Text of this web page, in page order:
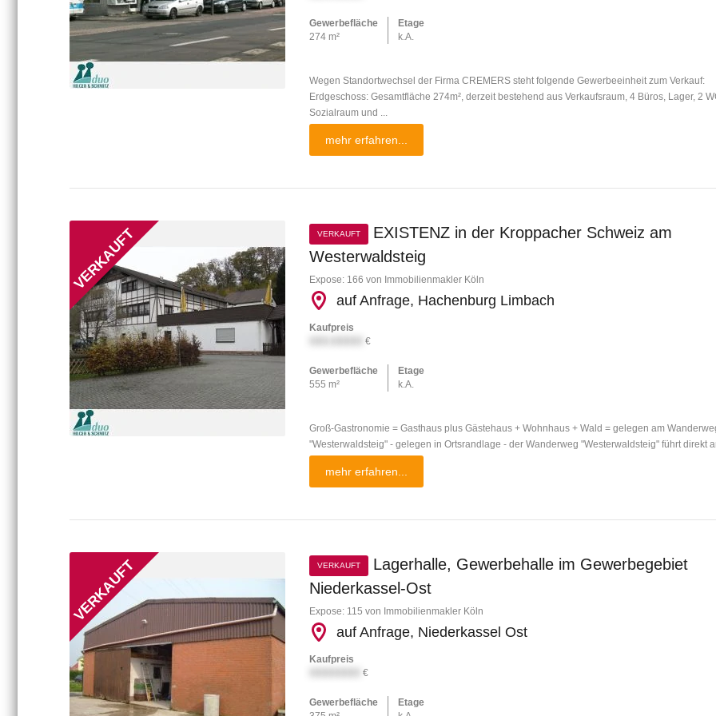
Gewerbefläche
274 m²
Etage
k.A.
Wegen Standortwechsel der Firma CREMERS steht folgende Gewerbeeinheit zum Verkauf:
Erdgeschoss: Gesamtfläche 274m², derzeit bestehend aus Verkaufsraum, 4 Büros, Lager, 2
Sozialraum und ...
mehr erfahren...
VERKAUFT
EXISTENZ in der Kroppacher Schweiz am
Westerwaldsteig
Expose: 166 von Immobilienmakler Köln
auf Anfrage, Hachenburg Limbach
Kaufpreis
€
Gewerbefläche
555 m²
Etage
k.A.
Groß-Gastronomie = Gasthaus plus Gästehaus + Wohnhaus + Wald = gelegen am
"Westerwaldsteig" - gelegen in Ortsrandlage - der Wanderweg "Westerwaldsteig" führt direkt
mehr erfahren...
VERKAUFT
Lagerhalle, Gewerbehalle im Gewerbegebiet
Niederkassel-Ost
Expose: 115 von Immobilienmakler Köln
auf Anfrage, Niederkassel Ost
Kaufpreis
€
Gewerbefläche
Etage